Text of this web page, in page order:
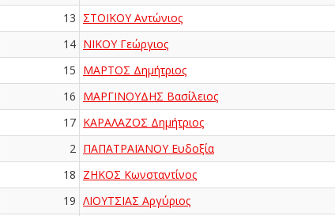
13 ΣΤΟΪΚΟΥ Αντώνιος
14 ΝΙΚΟΥ Γεώργιος
15 ΜΑΡΤΟΣ Δημήτριος
16 ΜΑΡΓΙΝΟΥΔΗΣ Βασίλειος
17 ΚΑΡΑΛΑΖΟΣ Δημήτριος
2 ΠΑΠΑΤΡΑΪΑΝΟΥ Ευδοξία
18 ΖΗΚΟΣ Κωνσταντίνος
19 ΛΙΟΥΤΣΙΑΣ Αργύριος